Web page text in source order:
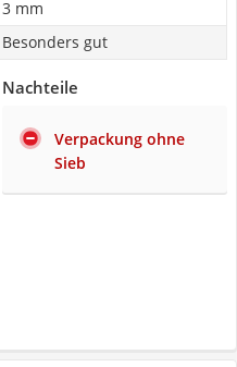
3 mm
Besonders gut
Nachteile
Verpackung ohne
Sieb